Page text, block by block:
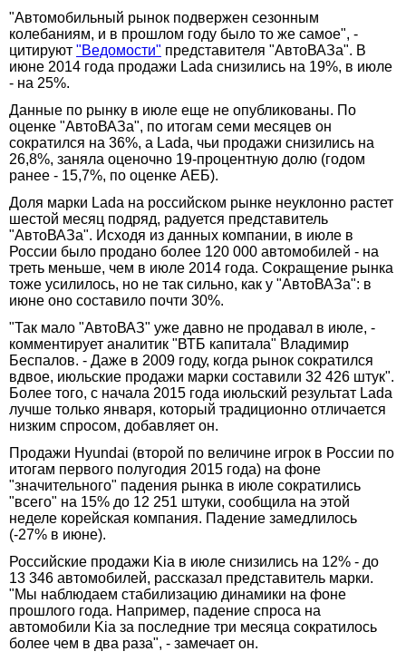
"Автомобильный рынок подвержен сезонным
колебаниям, и в прошлом году было то же самое", -
цитируют "Ведомости" представителя "АвтоВАЗа". В
июне 2014 года продажи Lada снизились на 19%, в июле
- на 25%.
Данные по рынку в июле еще не опубликованы. По
оценке "АвтоВАЗа", по итогам семи месяцев он
сократился на 36%, а Lada, чьи продажи снизились на
26,8%, заняла оценочно 19-процентную долю (годом
ранее - 15,7%, по оценке АЕБ).
Доля марки Lada на российском рынке неуклонно растет
шестой месяц подряд, радуется представитель
"АвтоВАЗа". Исходя из данных компании, в июле в
России было продано более 120 000 автомобилей - на
треть меньше, чем в июле 2014 года. Сокращение рынка
тоже усилилось, но не так сильно, как у "АвтоВАЗа": в
июне оно составило почти 30%.
"Так мало "АвтоВАЗ" уже давно не продавал в июле, -
комментирует аналитик "ВТБ капитала" Владимир
Беспалов. - Даже в 2009 году, когда рынок сократился
вдвое, июльские продажи марки составили 32 426 штук".
Более того, с начала 2015 года июльский результат Lada
лучше только января, который традиционно отличается
низким спросом, добавляет он.
Продажи Hyundai (второй по величине игрок в России по
итогам первого полугодия 2015 года) на фоне
"значительного" падения рынка в июле сократились
"всего" на 15% до 12 251 штуки, сообщила на этой
неделе корейская компания. Падение замедлилось
(-27% в июне).
Российские продажи Kia в июле снизились на 12% - до
13 346 автомобилей, рассказал представитель марки.
"Мы наблюдаем стабилизацию динамики на фоне
прошлого года. Например, падение спроса на
автомобили Kia за последние три месяца сократилось
более чем в два раза", - замечает он.